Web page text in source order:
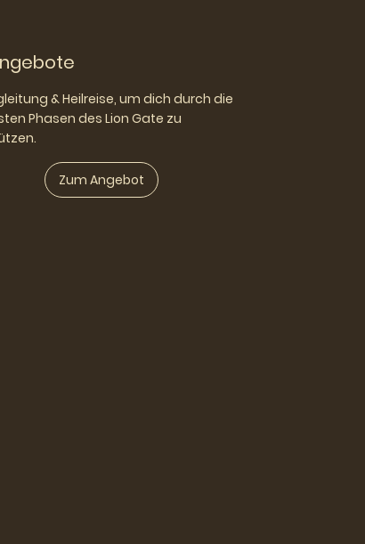
& Heilreise, um dich durch die
Phasen des Lion Gate zu
Zum Angebot